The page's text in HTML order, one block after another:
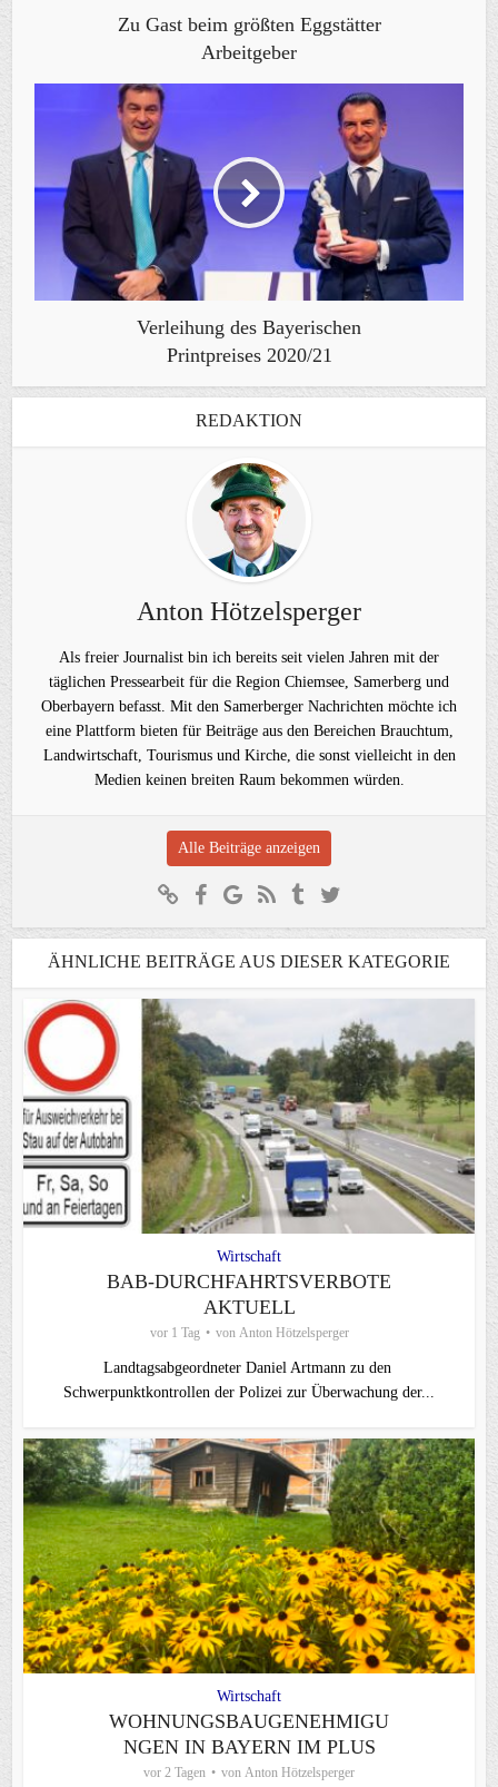
Zu Gast beim größten Eggstätter
Arbeitgeber
Verleihung des Bayerischen
Printpreises 2020/21
REDAKTION
Anton Hötzelsperger
Als freier Journalist bin ich bereits seit vielen Jahren mit der
täglichen Pressearbeit für die Region Chiemsee, Samerberg und
Oberbayern befasst. Mit den Samerberger Nachrichten möchte ich
eine Plattform bieten für Beiträge aus den Bereichen Brauchtum,
Landwirtschaft, Tourismus und Kirche, die sonst vielleicht in den
Medien keinen breiten Raum bekommen würden.
Alle Beiträge anzeigen
ÄHNLICHE BEITRÄGE AUS DIESER KATEGORIE
Wirtschaft
BAB-DURCHFAHRTSVERBOTE
AKTUELL
vor 1 Tag von Anton Hötzelsperger
Landtagsabgeordneter Daniel Artmann zu den
Schwerpunktkontrollen der Polizei zur Überwachung der...
Wirtschaft
WOHNUNGSBAUGENEHMIGU
NGEN IN BAYERN IM PLUS
vor 2 Tagen von Anton Hötzelsperger